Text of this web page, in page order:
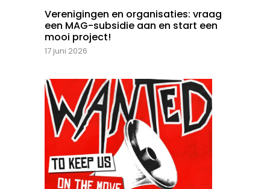
Verenigingen en organisaties: vraag
een MAG-subsidie aan en start een
mooi project!
17 juni 2026